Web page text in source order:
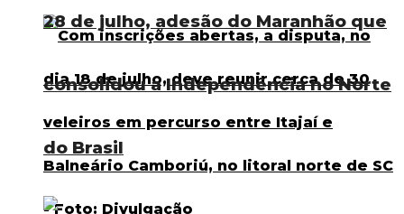
28 de julho, adesão do Maranhão que
consolidou a Independência no Norte
do Brasil